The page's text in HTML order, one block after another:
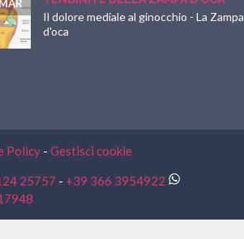
Il dolore mediale al ginocchio - La Zampa
d'oca
Policy - Gestisci cookie
25757 - +39 366 3954922